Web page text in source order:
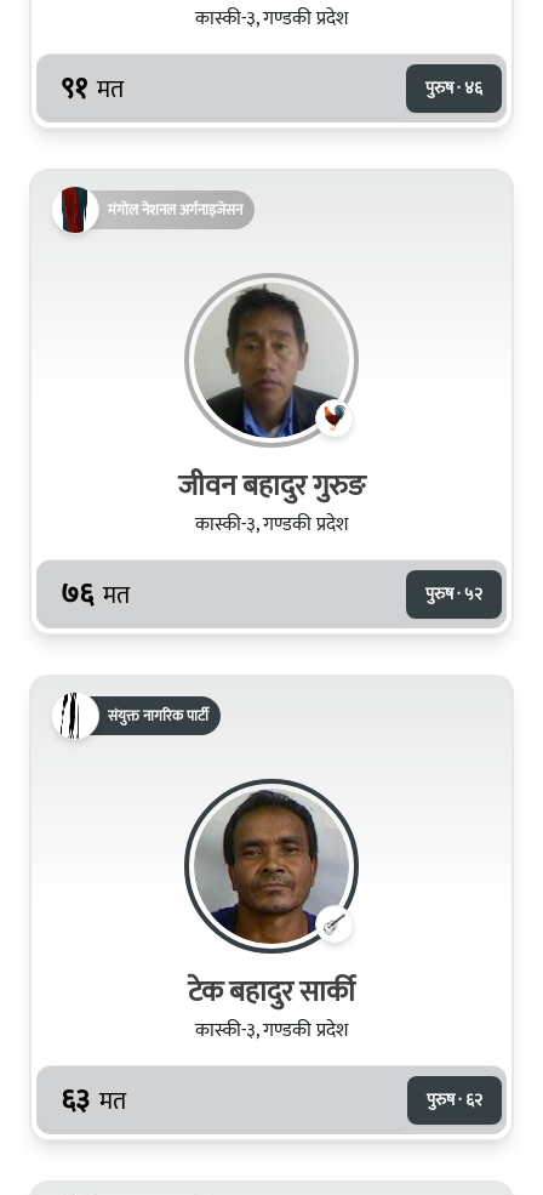
कास्की-३, गण्डकी प्रदेश
९१ मत पुरुष · ४६
मंगोल नेशनल अर्गनाइजेसन
जीवन बहादुर गुरुङ
कास्की-३, गण्डकी प्रदेश
७६ मत पुरुष · ५२
संयुक्त नागरिक पार्टी
टेक बहादुर सार्की
कास्की-३, गण्डकी प्रदेश
६३ मत पुरुष · ६२